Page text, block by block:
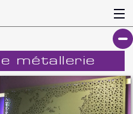
métallerie
Panneau décoratif
Bureaux
Cloison décorative en tôle perforée